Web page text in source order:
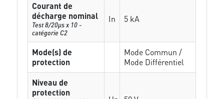
Courant de
décharge nominal
Test 8/20µs x 10 -
catégorie C2
In 5 kA
Mode(s) de
protection
Mode Commun /
Mode Différentiel
Niveau de
protection